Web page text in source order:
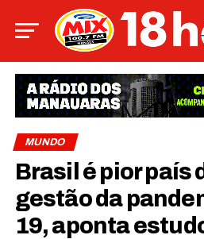
MUNDO
Brasil é pior país
gestão da
19, aponta